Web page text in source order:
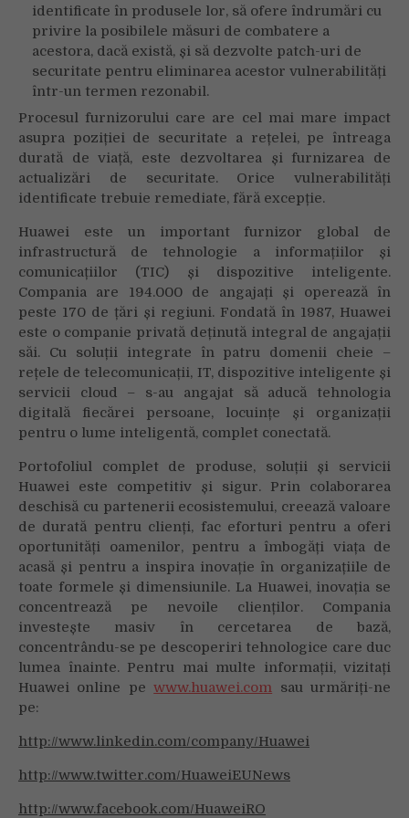
identificate în produsele lor, să ofere îndrumări cu
privire la posibilele măsuri de combatere a
acestora, dacă există, și să dezvolte patch-uri de
securitate pentru eliminarea acestor vulnerabilități
într-un termen rezonabil.
Procesul furnizorului care are cel mai mare impact
asupra poziției de securitate a rețelei, pe întreaga
durată de viață, este dezvoltarea și furnizarea de
actualizări de securitate. Orice vulnerabilități
identificate trebuie remediate, fără excepție.
Huawei este un important furnizor global de
infrastructură de tehnologie a informațiilor și
comunicațiilor (TIC) și dispozitive inteligente.
Compania are 194.000 de angajați și operează în
peste 170 de țări și regiuni. Fondată în 1987, Huawei
este o companie privată deținută integral de angajații
săi. Cu soluții integrate în patru domenii cheie –
rețele de telecomunicații, IT, dispozitive inteligente și
servicii cloud – s-au angajat să aducă tehnologia
digitală fiecărei persoane, locuințe și organizații
pentru o lume inteligentă, complet conectată.
Portofoliul complet de produse, soluții și servicii
Huawei este competitiv și sigur. Prin colaborarea
deschisă cu partenerii ecosistemului, creează valoare
de durată pentru clienți, fac eforturi pentru a oferi
oportunități oamenilor, pentru a îmbogăți viața de
acasă și pentru a inspira inovație în organizațiile de
toate formele și dimensiunile. La Huawei, inovația se
concentrează pe nevoile clienților. Compania
investește masiv în cercetarea de bază,
concentrându-se pe descoperiri tehnologice care duc
lumea înainte. Pentru mai multe informații, vizitați
Huawei online pewww.huawei.com sau urmăriți-ne
pe:
http://www.linkedin.com/company/Huawei
http://www.twitter.com/HuaweiEUNews
http://www.facebook.com/HuaweiRO